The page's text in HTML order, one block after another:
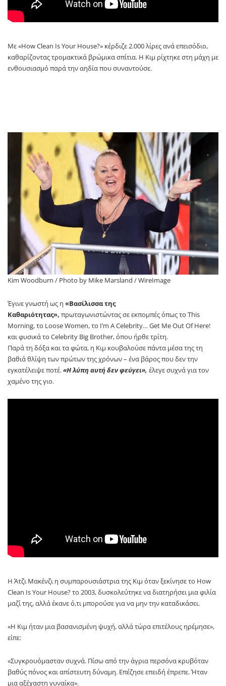
Με «How Clean Is Your House?» κέρδιζε 2.000 λίρες ανά επεισόδιο,
καθαρίζοντας τρομακτικά βρώμικα σπίτια. Η Κιμ ρίχτηκε στη μάχη με
ενθουσιασμό παρά την αηδία που συναντούσε.
Kim Woodburn / Photo by Mike Marsland / WireImage
Έγινε γνωστή ως η «Βασίλισσα της
Καθαριότητας», πρωταγωνιστώντας σε εκπομπές όπως το This
Morning, το Loose Women, το I’m A Celebrity… Get Me Out Of Here!
και φυσικά το Celebrity Big Brother, όπου ήρθε τρίτη.
Παρά τη δόξα και τα φώτα, η Κιμ κουβαλούσε πάντα μέσα της τη
βαθιά θλίψη των πρώτων της χρόνων – ένα βάρος που δεν την
εγκατέλειψε ποτέ.«Η λύπη αυτή δεν φεύγει», έλεγε συχνά για τον
χαμένο της γιο.
Η Άτζι Μακένζι η συμπαρουσιάστρια της Κιμ όταν ξεκίνησε το How
Clean Is Your House? το 2003, δυσκολεύτηκε να διατηρήσει μια φιλία
μαζί της, αλλά έκανε ό,τι μπορούσε για να μην την καταδικάσει.
«Η Κιμ ήταν μια βασανισμένη ψυχή, αλλά τώρα επιτέλους ηρέμησε»,
είπε:
«Συγκρουόμασταν συχνά. Πίσω από την άγρια περσόνα κρυβόταν
βαθύς πόνος και απίστευτη δύναμη. Επέζησε επειδή έπρεπε. Ήταν
μια αξέχαστη γυναίκα».